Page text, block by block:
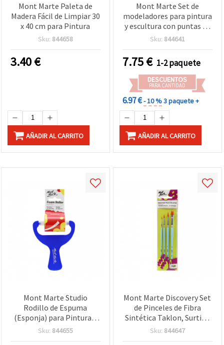
Mont Marte Paleta de
Madera Fácil de Limpiar 30
x 40 cm para Pintura
Sku: 844658
3.40€
AÑADIR AL CARRITO
Mont Marte Set de
modeladores para pintura
y escultura con puntas de
goma - 5 piezas
Sku: 844641
7.75€ 1-2 paquete
DESCUENTOS
PARA CANTIDAD
6.97 €- 10 %3 paquete +
AÑADIR AL CARRITO
Mont Marte Studio
Rodillo de Espuma
(Esponja) para Pintura y
Manualidades, 50 mm
Sku: 844655
Mont Marte Discovery Set
de Pinceles de Fibra
Sintética Taklon, Surtido
(4 Piezas)
Sku: 844647